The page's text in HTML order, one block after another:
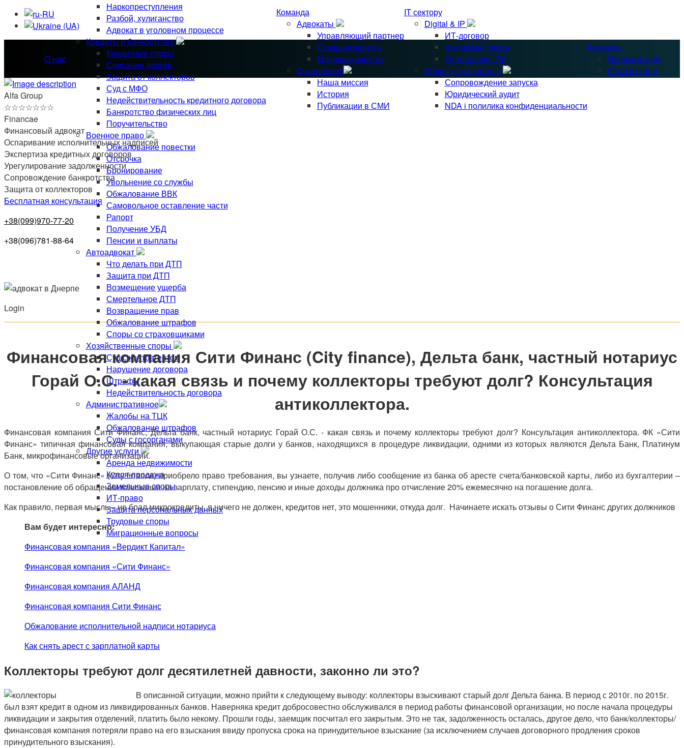
О нас
Наркопреступления
Разбой, хулиганство
Адвокат в уголовном процессе
Кредиты и банкротство
Кредитные споры
Списание долгов
Защита от коллекторов
Суд с МФО
Недействительность кредитного договора
Банкротство физических лиц
Поручительство
Военное право
Обжалование повестки
Отсрочка
Бронирование
Увольнение со службы
Обжалование ВВК
Самовольное оставление части
Рапорт
Получение УБД
Пенсии и выплаты
Автоадвокат
Что делать при ДТП
Защита при ДТП
Возмещение ущерба
Смертельное ДТП
Возвращение прав
Обжалование штрафов
Споры со страховщиками
Хозяйственные споры
Суд с контрагентом
Нарушение договора
Штрафы
Недействительность договора
Административное
Жалобы на ТЦК
Обжалование штрафов
Суды с госорганами
Другие услуги
Аренда недвижимости
Купля-продажа
Земельные споры
ИТ-право
Защита персональных данных
Трудовые споры
Миграционные вопросы
Команда
Адвокаты
Управляющий партнер
Старшие юристы
Младшие юристы
О компании
Наша миссия
История
Публикации в СМИ
IT сектору
Digital & IP
ИТ-договор
Авторские права
Регистрация ТМ
Юрист для стартапу
Сопровождение запуска
Юридический аудит
NDA і полилика конфиденциальности
Контакты
Написать нам
Статьи сайта
Alfa Group
☆☆☆☆☆☆☆
Financae
Финансовый адвокат
Оспаривание исполнительных надписей
Экспертиза кредитных договоров
Урегулирование задолженности
Сопровождение банкротства
Защита от коллекторов
Бесплатная консультация
+38(099)970-77-20
+38(096)781-88-64
Login
Финансовая компания Сити Финанс (City finance), Дельта банк, частный нотариус
Горай О.С. - какая связь и почему коллекторы требуют долг? Консультация
антиколлектора.
Финансовая компания Сити Финанс, Дельта банк, частный нотариус Горай О.С. - какая связь и почему коллекторы требуют долг? Консультация антиколлектора. ФК «Сити
Финанс» типичная финансовая компания, выкупающая старые долги у банков, находящихся в процедуре ликвидации, одними из которых являются Дельта Банк, Платинум
Банк, микрофинансовые организации.
О том, что «Сити Финанс» (City finance) приобрело право требования, вы узнаете, получив либо сообщение из банка об аресте счета/банковской карты, либо из бухгалтерии –
постановление об обращении взыскания на зарплату, стипендию, пенсию и иные доходы должника про отчисление 20% ежемесячно на погашение долга.
Как правило, первая мысль – не брал микрокредиты, я ничего не должен, кредитов нет, это мошенники, откуда долг. Начинаете искать отзывы о Сити Финанс других должников
Вам будет интересно:
Финансовая компания «Вердикт Капитал»
Финансовая компания «Сити Финанс»
Финансовая компания АЛАНД
Финансовая компания Сити Финанс
Обжалование исполнительной надписи нотариуса
Как снять арест с зарплатной карты
Коллекторы требуют долг десятилетней давности, законно ли это?
В описанной ситуации, можно прийти к следующему выводу: коллекторы взыскивают старый долг Дельта банка. В период с 2010г. по 2015г.
был взят кредит в одном из ликвидированных банков. Наверняка кредит добросовестно обслуживался в период работы финансовой организации, но после начала процедуры
ликвидации и закрытия отделений, платить было некому. Прошли годы, заемщик посчитал его закрытым. Это не так, задолженность осталась, другое дело, что банк/коллекторы/
финансовая компания потеряли право на его взыскания ввиду пропуска срока на принудительное взыскание (за исключением случаев договорного продления сроков
принудительного взыскания).